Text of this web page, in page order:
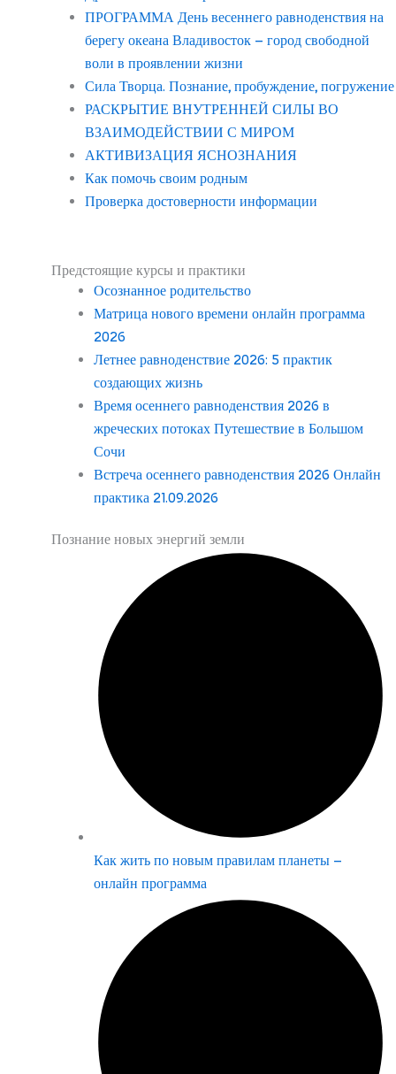
ПРОГРАММА День весеннего равноденствия на
берегу океана Владивосток – город свободной
воли в проявлении жизни
Сила Творца. Познание, пробуждение, погружение
РАСКРЫТИЕ ВНУТРЕННЕЙ СИЛЫ ВО
ВЗАИМОДЕЙСТВИИ С МИРОМ
АКТИВИЗАЦИЯ ЯСНОЗНАНИЯ
Как помочь своим родным
Проверка достоверности информации
Предстоящие курсы и практики
Осознанное родительство
Матрица нового времени онлайн программа
2026
Летнее равноденствие 2026: 5 практик
создающих жизнь
Время осеннего равноденствия 2026 в
жреческих потоках Путешествие в Большом
Сочи
Встреча осеннего равноденствия 2026 Онлайн
практика 21.09.2026
Познание новых энергий земли
Как жить по новым правилам планеты –
онлайн программа